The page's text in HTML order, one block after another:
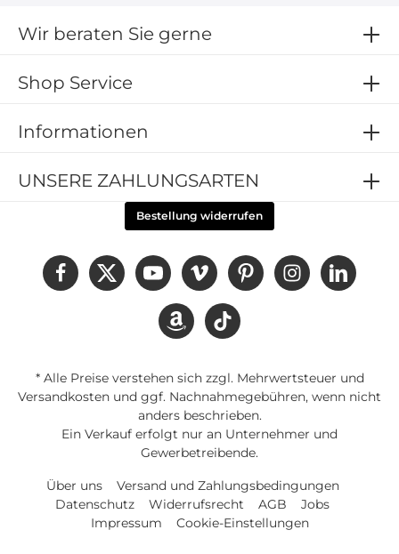
Wir beraten Sie gerne
Shop Service
Informationen
UNSERE ZAHLUNGSARTEN
Bestellung widerrufen
* Alle Preise verstehen sich zzgl. Mehrwertsteuer und
Versandkosten und ggf. Nachnahmegebühren, wenn nicht
anders beschrieben.
Ein Verkauf erfolgt nur an Unternehmer und
Gewerbetreibende.
Über uns
Versand und Zahlungsbedingungen
Datenschutz
Widerrufsrecht AGB
Jobs
Impressum
Cookie-Einstellungen